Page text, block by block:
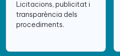
Licitacions, publicitat i
transparència dels
procediments.